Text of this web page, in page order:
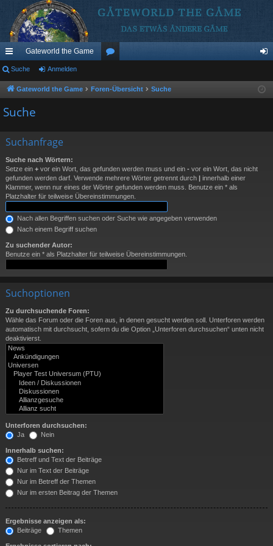
ch
ne
llz
riff
Gateworld the Game
en m
Suche Anmelden
Gateworld the Game Foren-Übersicht Suche
Suche
Suchanfrage
Suche nach Wörtern:
Setze ein + vor ein Wort, das gefunden werden muss und ein - vor ein Wort, das nicht
gefunden werden darf. Verwende mehrere Wörter getrennt durch | innerhalb einer
Klammer, wenn nur eines der Wörter gefunden werden muss. Benutze ein * als
Platzhalter für teilweise Übereinstimmungen.
Nach allen Begriffen suchen oder Suche wie angegeben verwenden
Nach einem Begriff suchen
Zu suchender Autor:
Benutze ein * als Platzhalter für teilweise Übereinstimmungen.
Suchoptionen
Zu durchsuchende Foren:
Wähle das Forum oder die Foren aus, in denen gesucht werden soll. Unterforen werden
automatisch mit durchsucht, sofern du die Option „Unterforen durchsuchen“ unten nicht
deaktivierst.
Unterforen durchsuchen:
Ja
Nein
Innerhalb suchen:
Betreff und Text der Beiträge
Nur im Text der Beiträge
Nur im Betreff der Themen
Nur im ersten Beitrag der Themen
Ergebnisse anzeigen als:
Beiträge
Themen